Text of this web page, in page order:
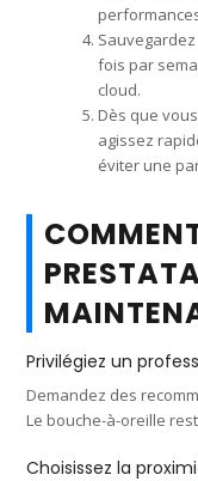
fois par
cloud.
Dès que
agissez
éviter une
Privilégiez un
Demandez des
Le bouche-à-oreille
Choisissez la